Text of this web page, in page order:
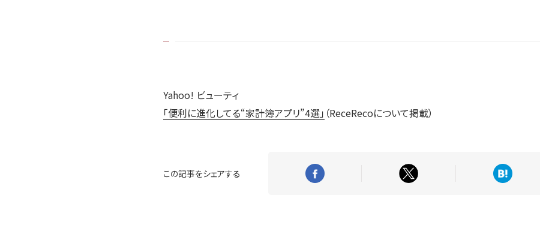
Yahoo! ビューティ
「便利に進化してる“家計簿アプリ”4選」 （ReceRecoについて掲載）
この記事をシェアする